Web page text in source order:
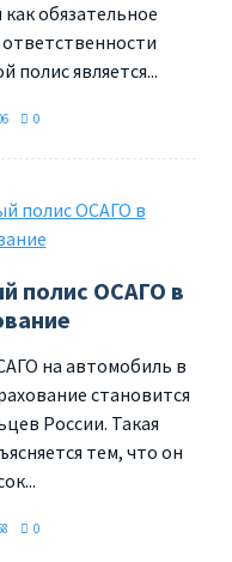
обязательное
полис является...
0
полис ОСАГО в
на автомобиль в
становится
России. Такая
тем, что он
0